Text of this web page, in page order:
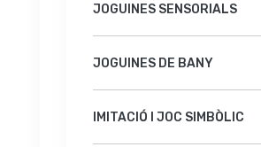
JOGUINES SENSORIALS
JOGUINES DE BANY
IMITACIÓ I JOC SIMBÒLIC